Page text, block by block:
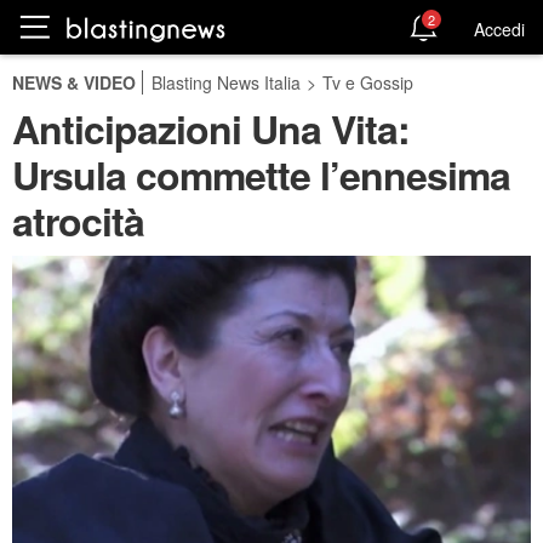
2 Accedi
NEWS & VIDEO Blasting News Italia > Tv e Gossip
Anticipazioni Una Vita:
Ursula commette l’ennesima
atrocità